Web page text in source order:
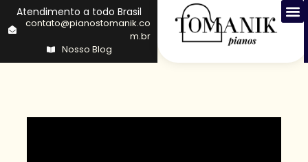
Atendimento a todo Brasil
contato@pianostomanik.co
m.br
Nosso Blog